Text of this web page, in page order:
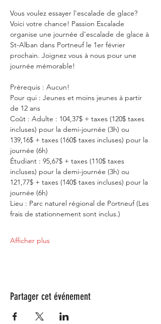
Vous voulez essayer l'escalade de glace?
Voici votre chance! Passion Escalade
organise une journée d'escalade de glace à
St-Alban dans Portneuf le 1er février
prochain. Joignez vous à nous pour une
journée mémorable!
Prérequis : Aucun!
Pour qui : Jeunes et moins jeunes à partir
de 12 ans
Coût : Adulte : 104,37$ + taxes (120$ taxes
incluses) pour la demi-journée (3h) ou
139,16$ + taxes (160$ taxes incluses) pour la
journée (6h)
Étudiant : 95,67$ + taxes (110$ taxes
incluses) pour la demi-journée (3h) ou
121,77$ + taxes (140$ taxes incluses) pour la
journée (6h)
Lieu : Parc naturel régional de Portneuf (Les
frais de stationnement sont inclus.)
Afficher plus
Partager cet événement